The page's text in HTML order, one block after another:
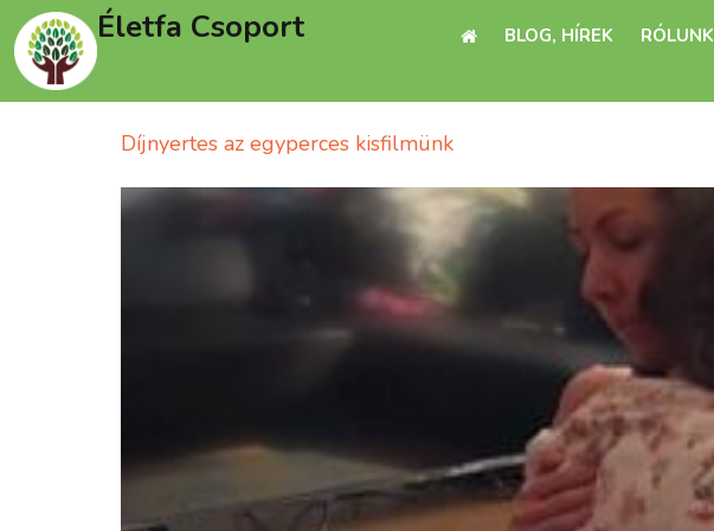
Életfa Csoport BLOG, HÍREK RÓLUNK
Díjnyertes az egyperces kisfilmünk